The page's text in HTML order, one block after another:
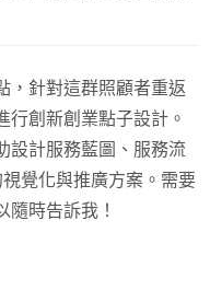
，針對這群照顧者重返
行創新創業點子設計。
設計服務藍圖、服務流
覺化與推廣方案。需要
時告訴我！